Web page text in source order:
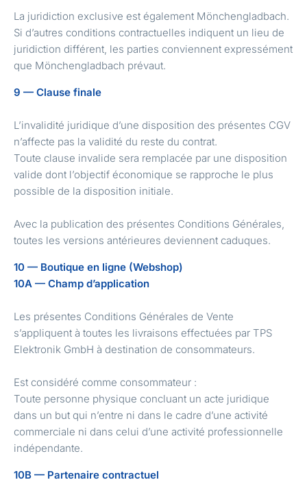
La juridiction exclusive est également Mönchengladbach.
Si d’autres conditions contractuelles indiquent un lieu de
juridiction différent, les parties conviennent expressément
que Mönchengladbach prévaut.
9 — Clause finale
L’invalidité juridique d’une disposition des présentes CGV
n’affecte pas la validité du reste du contrat.
Toute clause invalide sera remplacée par une disposition
valide dont l’objectif économique se rapproche le plus
possible de la disposition initiale.
Avec la publication des présentes Conditions Générales,
toutes les versions antérieures deviennent caduques.
10 — Boutique en ligne (Webshop)
10A — Champ d’application
Les présentes Conditions Générales de Vente
s’appliquent à toutes les livraisons effectuées par TPS
Elektronik GmbH à destination de consommateurs.
Est considéré comme consommateur :
Toute personne physique concluant un acte juridique
dans un but qui n’entre ni dans le cadre d’une activité
commerciale ni dans celui d’une activité professionnelle
indépendante.
10B — Partenaire contractuel